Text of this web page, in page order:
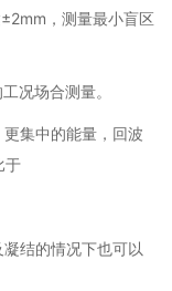
，测量最小盲区
况场合测量。
集中的能量，回波
于
结的情况下也可以